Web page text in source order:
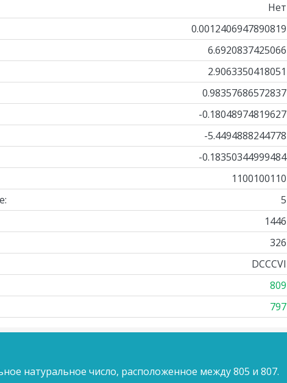
Нет
0.0012406947890819
6.6920837425066
2.9063350418051
0.98357686572837
-0.18048974819627
-5.4494888244778
-0.18350344999484
1100100110
5
1446
326
DCCCVI
809
797
натуральное число, расположенное между 805 и 807.